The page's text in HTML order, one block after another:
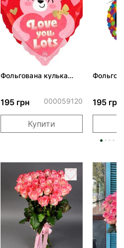
Фольгована кулька
195 грн 000059120
Купити
195 грн